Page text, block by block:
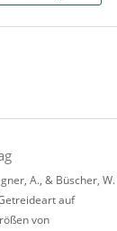
A., & Büscher, W.
auf
von